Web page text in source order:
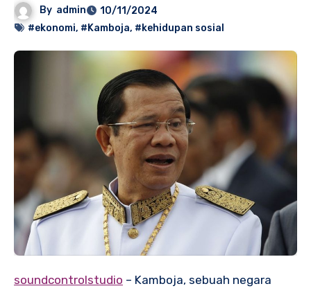
By admin
10/11/2024
#ekonomi, #Kamboja, #kehidupan sosial
soundcontrolstudio – Kamboja, sebuah negara